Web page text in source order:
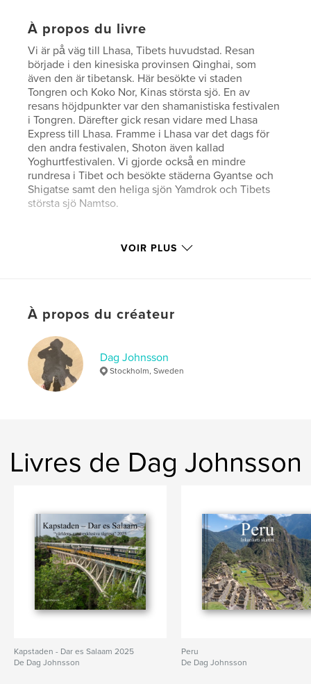
À propos du livre
Vi är på väg till Lhasa, Tibets huvudstad. Resan
började i den kinesiska provinsen Qinghai, som
även den är tibetansk. Här besökte vi staden
Tongren och Koko Nor, Kinas största sjö. En av
resans höjdpunkter var den shamanistiska festivalen
i Tongren. Därefter gick resan vidare med Lhasa
Express till Lhasa. Framme i Lhasa var det dags för
den andra festivalen, Shoton även kallad
Yoghurtfestivalen. Vi gjorde också en mindre
rundresa i Tibet och besökte städerna Gyantse och
Shigatse samt den heliga sjön Yamdrok och Tibets
största sjö Namtso.
Caractéristiques et détails
Date de publication: oct 01, 2017
Langue Swedish
Mots-clés
Lhasa ,
VOIR PLUS
À propos du créateur
Dag Johnsson
Stockholm, Sweden
Livres de Dag Johnsson
Kapstaden - Dar es Salaam 2025
De Dag Johnsson
Peru
De Dag Johnsson